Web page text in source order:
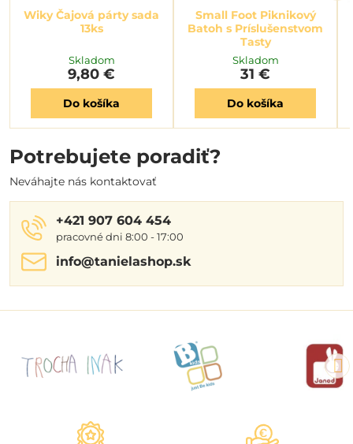
Wiky Čajová párty sada
13ks
Skladom
9,80 €
Do košíka
Small Foot Piknikový
Batoh s Príslušenstvom
Tasty
Skladom
31 €
Do košíka
Potrebujete poradiť?
Neváhajte nás kontaktovať
+421 907 604 454
pracovné dni 8:00 - 17:00
info​@tanielashop​.sk